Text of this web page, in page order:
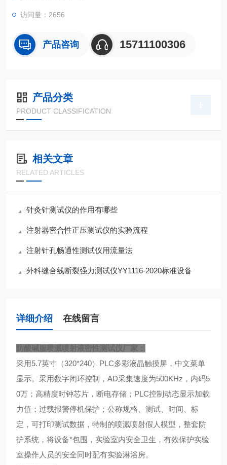
访问量：2656
产品咨询 15711100306
产品分类
PRODUCT CLASSIFICATION
相关文章
RELATED ARTICLES
针灸针测试仪的作用有哪些
注射器密合性正压测试仪的实验流程
注射针孔畅通性测试仪用流量法
外科缝合线断裂强力测试仪YY1116-2020标准设备
详细介绍 在线留言
防酸碱服喷溅喷射液密性测试仪厂家 ：
采用5.7英寸（320*240）PLC多彩液晶触摸屏，中文菜单
显示。采用数字闭环控制，AD采集速度为500KHz，内码5
0万；高精度时钟芯片，断电存储；PLC控制动态显示加载
力值；过载报警停机保护；公称规格、测试、时间、标
定，可打印测试数据，特制的喷溅喷射假人模型，整套防
护系统，将设备*包围，实验室内安全卫生，有效保护实验
室操作人员的安全同时配有实验淋浴房。